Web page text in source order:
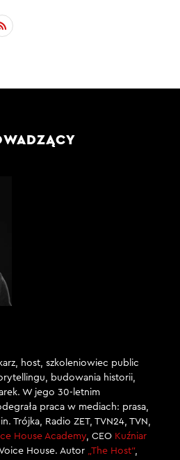
host, szkoleniowiec public
budowania historii,
W jego 30-letnim
praca w mediach: prasa,
Trójka, Radio ZET, TVN24, TVN,
House Academy, CEO Kuźniar
House. Autor „The Host”,